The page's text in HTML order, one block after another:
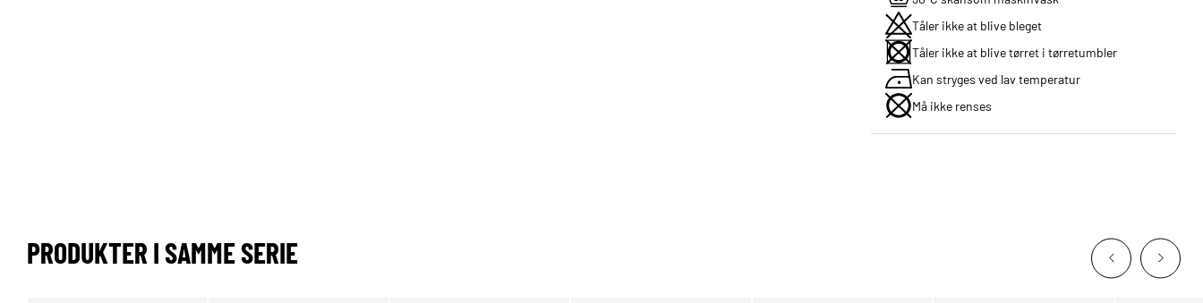
Tåler ikke at blive bleget
Tåler ikke at blive tørret i tørretumbler
Kan stryges ved lav temperatur
Må ikke renses
PRODUKTER I SAMME SERIE